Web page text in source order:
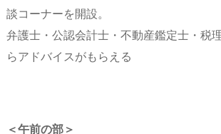
談コーナーを開設。
弁護士・公認会計士・不動産鑑定士・税
らアドバイスがもらえる
＜午前の部＞